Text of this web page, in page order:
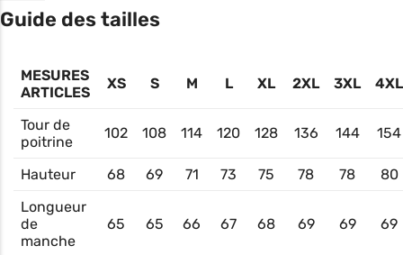
Guide des tailles
MESURES
ARTICLES
XS S M L XL 2XL 3XL 4XL
Tour de
poitrine
102 108 114 120 128 136 144 154
Hauteur 68 69 71 73 75 78 78
80
Longueur
de
manche
65 65 66 67 68 69 69 69